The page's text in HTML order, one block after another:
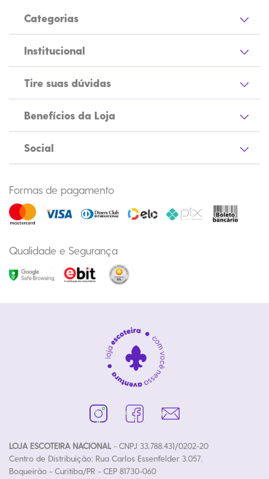
Categorias
Institucional
Tire suas dúvidas
Benefícios da Loja
Social
Formas de pagamento
Qualidade e Segurança
LOJA ESCOTEIRA NACIONAL- CNPJ 33.788.431/0202-20
Centro de Distribuição: Rua Carlos Essenfelder 3.057,
Boqueirão - Curitiba/PR - CEP 81730-060